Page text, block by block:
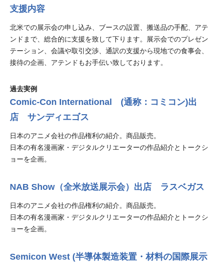
支援内容
北米での展示会の申し込み、ブースの設置、搬送品の手配、アテ
ンドまで、総合的に支援を致して下ります。展示会でのプレゼン
テーション、会議や取引交渉、通訳の支援から現地での食事会、
接待の企画、アテンドもお手伝い致しております。
過去実例
Comic-Con International (通称：コミコン)出
店 サンディエゴス
日本のアニメ会社の作品権利の紹介。商品販売。
日本の有名漫画家・デジタルクリエーターの作品紹介とトークシ
ョーを企画。
NAB Show（全米放送展示会）出店 ラスベガス
日本のアニメ会社の作品権利の紹介。商品販売。
日本の有名漫画家・デジタルクリエーターの作品紹介とトークシ
ョーを企画。
Semicon West (半導体製造装置・材料の国際展示